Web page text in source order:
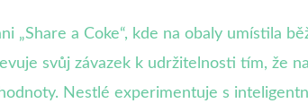
a Coke“, kde na obaly umístila
svůj závazek k udržitelnosti tím, že
Nestlé experimentuje s